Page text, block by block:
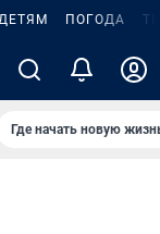
ПОГОДА
Где начать новую